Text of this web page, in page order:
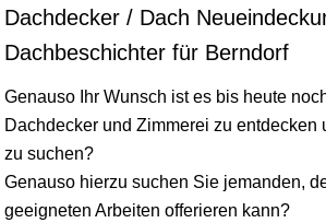
Dachdecker / Dach
Dachbeschichter für Berndorf
Genauso Ihr Wunsch ist es bis heute
Dachdecker und Zimmerei zu entdecken
zu suchen?
Genauso hierzu suchen Sie jemanden,
geeigneten Arbeiten offerieren kann?